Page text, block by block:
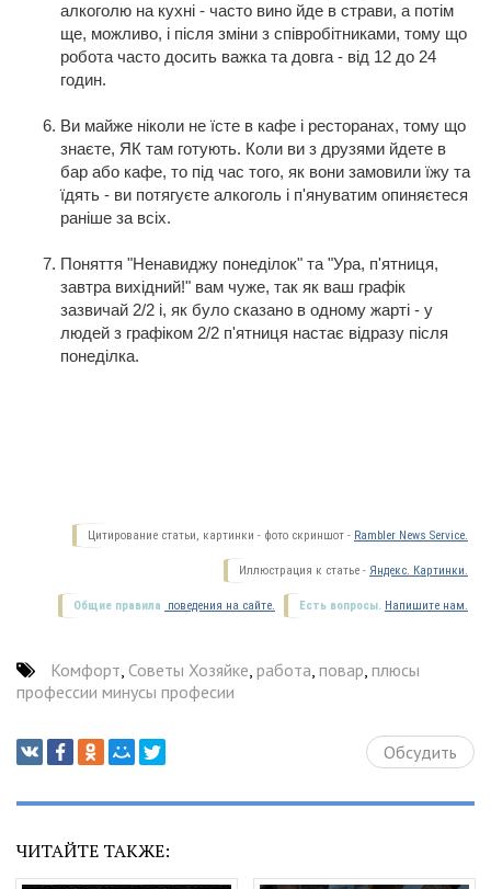
алкоголю на кухні - часто вино йде в страви, а потім
ще, можливо, і після зміни з співробітниками, тому що
робота часто досить важка та довга - від 12 до 24
годин.
Ви майже ніколи не їсте в кафе і ресторанах, тому що
знаєте, ЯК там готують. Коли ви з друзями йдете в
бар або кафе, то під час того, як вони замовили їжу та
їдять - ви потягуєте алкоголь і п'януватим опиняєтеся
раніше за всіх.
Поняття "Ненавиджу понеділок" та "Ура, п'ятниця,
завтра вихідний!" вам чуже, так як ваш графік
зазвичай 2/2 і, як було сказано в одному жарті - у
людей з графіком 2/2 п'ятниця настає відразу після
понеділка.
Цитирование статьи, картинки - фото скриншот - Rambler News Service.
Иллюстрация к статье - Яндекс. Картинки.
Есть вопросы. Напишите нам.
Общие правила поведения на сайте.
Комфорт, Советы Хозяйке, работа, повар, плюсы
профессии минусы професии
Обсудить
ЧИТАЙТЕ ТАКЖЕ: